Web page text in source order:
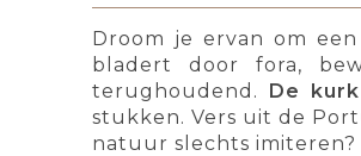
Droom je ervan om
bladert door fora,
terughoudend. De
stukken. Vers uit de
natuur slechts